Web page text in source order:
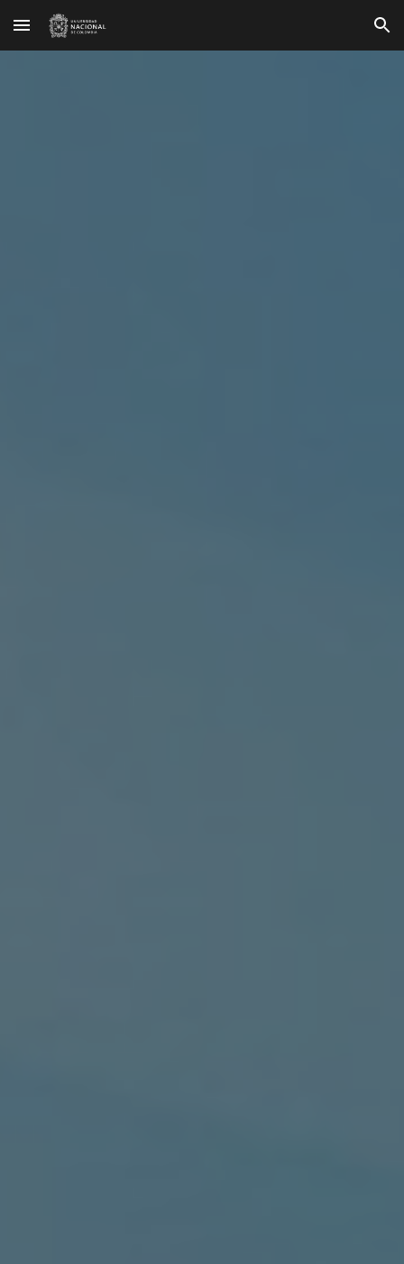
Skip to main content Skip to navigation